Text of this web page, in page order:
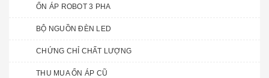
ỔN ÁP ROBOT 3 PHA
BỘ NGUỒN ĐÈN LED
CHỨNG CHỈ CHẤT LƯỢNG
THU MUA ỔN ÁP CŨ